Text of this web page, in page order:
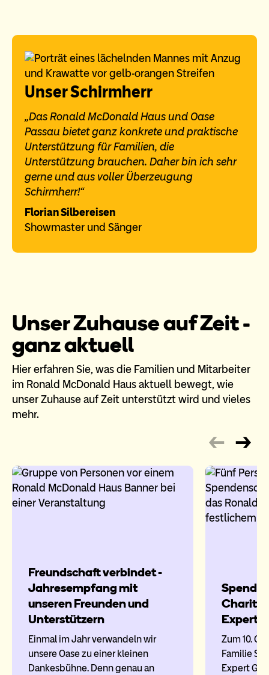
Unser Schirmherr
„Das Ronald McDonald Haus und Oase
Passau bietet ganz konkrete und praktische
Unterstützung für Familien, die
Unterstützung brauchen. Daher bin ich sehr
gerne und aus voller Überzeugung
Schirmherr!“
Florian Silbereisen
Showmaster und Sänger
Unser Zuhause auf Zeit -
ganz aktuell
Hier erfahren Sie, was die Familien und Mitarbeiter
im Ronald McDonald Haus aktuell bewegt, wie
unser Zuhause auf Zeit unterstützt wird und vieles
mehr.
Freundschaft verbindet -
Jahresempfang mit
unseren Freunden und
Unterstützern
Einmal im Jahr verwandeln wir
unsere Oase zu einer kleinen
Dankesbühne. Denn genau an
Charity
Expert
Zum 10.
Familie
Expert